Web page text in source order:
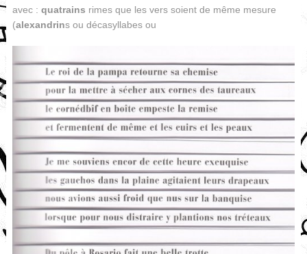
avec : quatrains rimes que les vers soient de même mesure
(alexandrins ou décasyllabes ou